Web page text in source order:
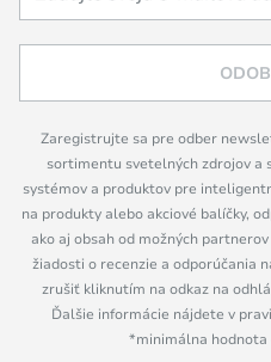
Zaregistrujte sa pre odber
sortimentu svetelných zdrojov
systémov a produktov pre
na produkty alebo akciové balíčky,
ako aj obsah od možných
žiadosti o recenzie a odporúčania
zrušiť kliknutím na odkaz na
Ďalšie informácie nájdete v
*minimálna hodnota